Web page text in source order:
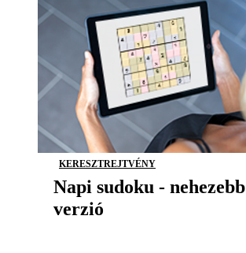
KERESZTREJTVÉNY
Napi sudoku - nehezebb
verzió